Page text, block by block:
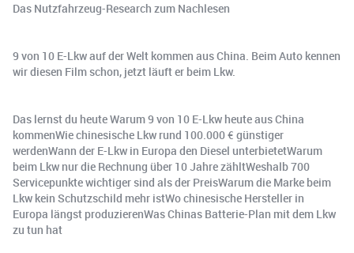
Das Nutzfahrzeug-Research zum Nachlesen
9 von 10 E-Lkw auf der Welt kommen aus China. Beim Auto kennen
wir diesen Film schon, jetzt läuft er beim Lkw.
Das lernst du heute Warum 9 von 10 E-Lkw heute aus China
kommenWie chinesische Lkw rund 100.000 € günstiger
werdenWann der E-Lkw in Europa den Diesel unterbietetWarum
beim Lkw nur die Rechnung über 10 Jahre zähltWeshalb 700
Servicepunkte wichtiger sind als der PreisWarum die Marke beim
Lkw kein Schutzschild mehr istWo chinesische Hersteller in
Europa längst produzierenWas Chinas Batterie-Plan mit dem Lkw
zu tun hat